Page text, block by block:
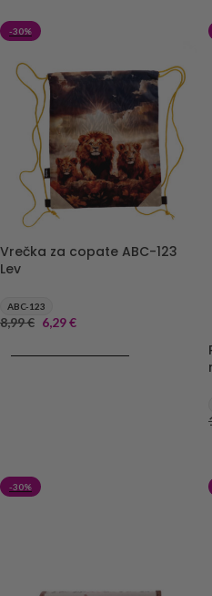
-30%
Vrečka za copate ABC-123
Lev
ABC-123
8,99€ 6,29€
-30%